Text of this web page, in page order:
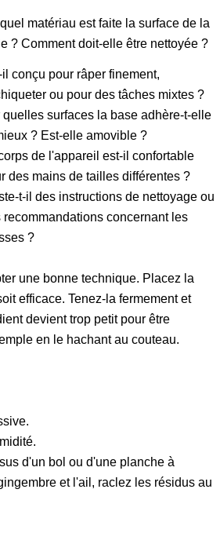
matériau est faite la surface de la
? Comment doit-elle être nettoyée ?
il conçu pour râper finement,
ou pour des tâches mixtes ?
quelles surfaces la base adhère-t-elle
? Est-elle amovible ?
de l'appareil est-il confortable
des mains de tailles différentes ?
t-il des instructions de nettoyage ou
recommandations concernant les
?
une bonne technique. Placez la
efficace. Tenez-la fermement et
devient trop petit pour être
en le hachant au couteau.
d'un bol ou d'une planche à
et l'ail, raclez les résidus au